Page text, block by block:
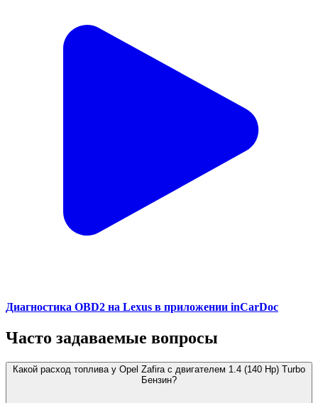
Диагностика OBD2 на Lexus в приложении inCarDoc
Часто задаваемые вопросы
Какой расход топлива у Opel Zafira с двигателем 1.4 (140 Hp) Turbo
Бензин?